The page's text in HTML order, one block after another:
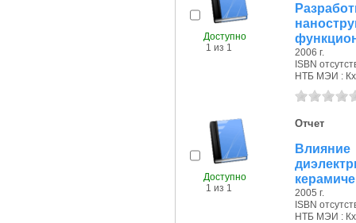
Доступно
1 из 1
2006 г.
ISBN
НТБ МЭИ : Кх
Доступно
1 из 1
Отчет
2005 г.
ISBN
НТБ МЭИ : Кх